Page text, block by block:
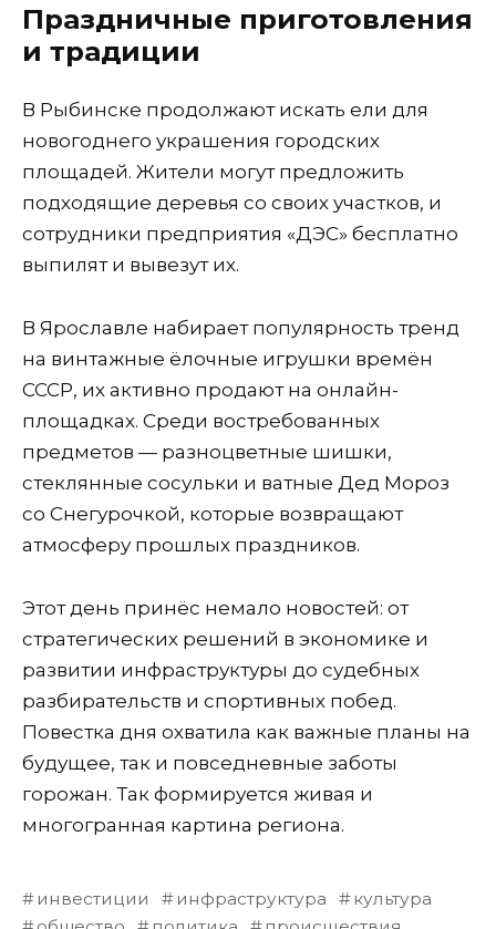
Праздничные приготовления
и традиции
В Рыбинске продолжают искать ели для
новогоднего украшения городских
площадей. Жители могут предложить
подходящие деревья со своих участков, и
сотрудники предприятия «ДЭС» бесплатно
выпилят и вывезут их.
В Ярославле набирает популярность тренд
на винтажные ёлочные игрушки времён
СССР, их активно продают на онлайн-
площадках. Среди востребованных
предметов — разноцветные шишки,
стеклянные сосульки и ватные Дед Мороз
со Снегурочкой, которые возвращают
атмосферу прошлых праздников.
Этот день принёс немало новостей: от
стратегических решений в экономике и
развитии инфраструктуры до судебных
разбирательств и спортивных побед.
Повестка дня охватила как важные планы на
будущее, так и повседневные заботы
горожан. Так формируется живая и
многогранная картина региона.
инвестиции инфраструктура
культура